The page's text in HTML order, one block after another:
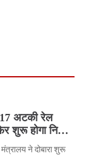
अटकी रेल
शुरू होगा निर्माण
ने दोबारा शुरू